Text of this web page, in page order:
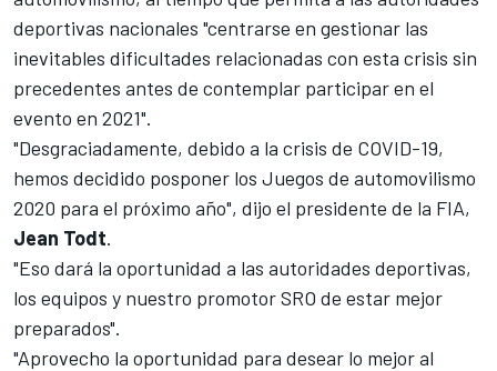
deportivas nacionales "centrarse en gestionar las
inevitables dificultades relacionadas con esta crisis sin
precedentes antes de contemplar participar en el
evento en 2021".
"Desgraciadamente, debido a la crisis de COVID-19,
hemos decidido posponer los Juegos de automovilismo
2020 para el próximo año", dijo el presidente de la FIA,
Jean Todt.
"Eso dará la oportunidad a las autoridades deportivas,
los equipos y nuestro promotor SRO de estar mejor
preparados".
"Aprovecho la oportunidad para desear lo mejor al